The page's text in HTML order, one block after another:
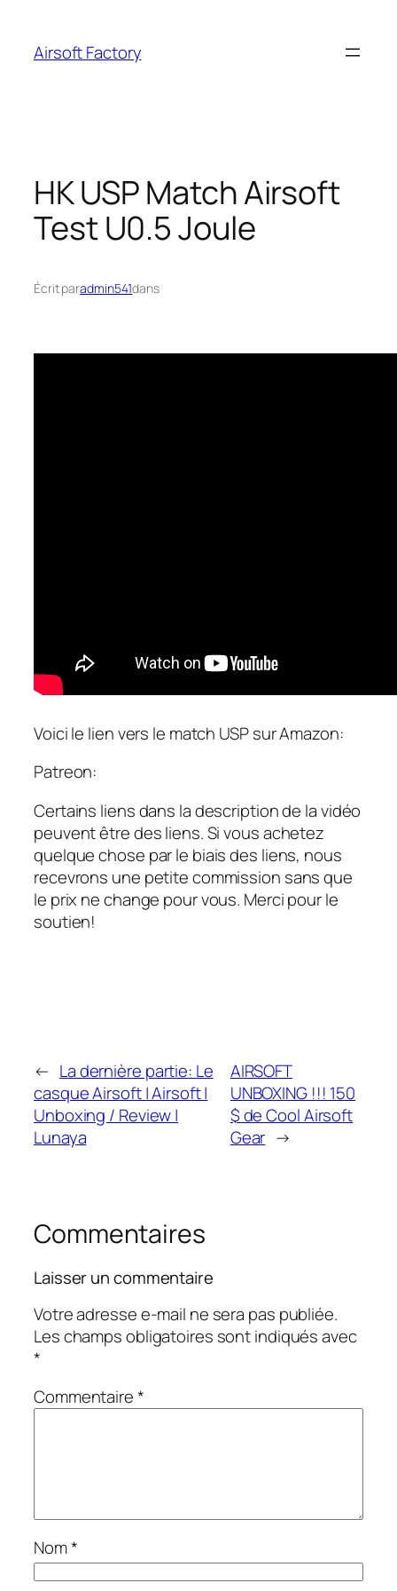
contenu
Airsoft Factory
HK USP Match Airsoft
Test U0.5 Joule
Écrit paradmin541dans
Voici le lien vers le match USP sur Amazon:
Patreon:
Certains liens dans la description de la vidéo
peuvent être des liens. Si vous achetez
quelque chose par le biais des liens, nous
recevrons une petite commission sans que
le prix ne change pour vous. Merci pour le
soutien!
← La dernière partie: Le
casque Airsoft | Airsoft |
Unboxing / Review |
Lunaya
AIRSOFT
UNBOXING !!! 150
$ de Cool Airsoft
Gear →
Commentaires
Laisser un commentaire
Votre adresse e-mail ne sera pas publiée.
Les champs obligatoires sont indiqués avec
*
Commentaire*
Nom*